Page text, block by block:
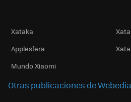
Xataka
Applesfera
Mundo Xiaomi
Otras publicaciones de Webedia